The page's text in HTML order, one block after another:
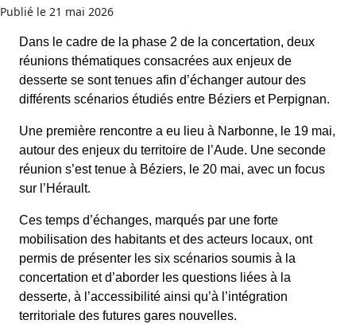
Publié le 21 mai 2026
Dans le cadre de la phase 2 de la concertation, deux
réunions thématiques consacrées aux enjeux de
desserte se sont tenues afin d’échanger autour des
différents scénarios étudiés entre Béziers et Perpignan.
Une première rencontre a eu lieu à Narbonne, le 19 mai,
autour des enjeux du territoire de l’Aude. Une seconde
réunion s’est tenue à Béziers, le 20 mai, avec un focus
sur l’Hérault.
Ces temps d’échanges, marqués par une forte
mobilisation des habitants et des acteurs locaux, ont
permis de présenter les six scénarios soumis à la
concertation et d’aborder les questions liées à la
desserte, à l’accessibilité ainsi qu’à l’intégration
territoriale des futures gares nouvelles.